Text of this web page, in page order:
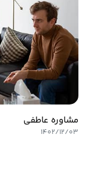
مشاوره عاطفی
۱۴۰۲/۱۲/۰۳